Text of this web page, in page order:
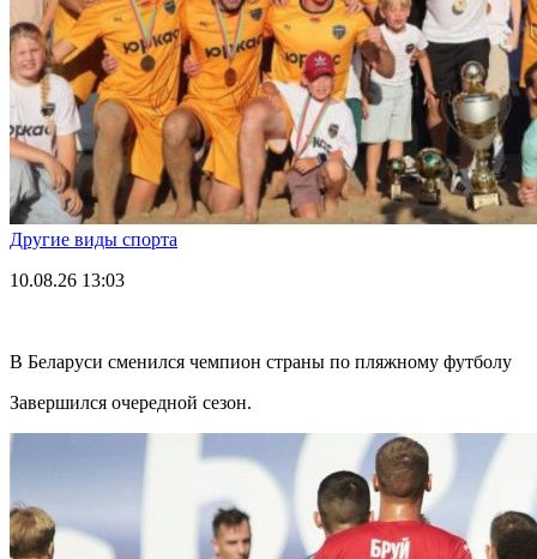
Другие виды спорта
10.08.26 13:03
В Беларуси сменился чемпион страны по пляжному футболу
Завершился очередной сезон.